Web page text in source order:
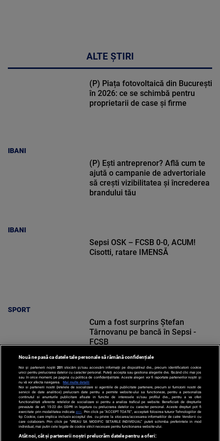
ALTE ȘTIRI
IBANI
(P) Piața fotovoltaică din București
în 2026: ce se schimbă pentru
proprietarii de case și firme
IBANI
(P) Ești antreprenor? Află cum te
ajută o campanie de advertoriale
să crești vizibilitatea și încrederea
brandului tău
SPORT
Sepsi OSK – FCSB 0-0, ACUM!
Cisotti, ratare IMENSĂ
SPORT
Cum a fost surprins Ștefan
Târnovanu pe bancă în Sepsi -
FCSB
Nouă ne pasă ca datele tale personale să rămână confidențiale
Noi și partenerii noștri 201 stocăm și/sau accesăm informații pe dispozitivul dvs., precum identificatorii cookie
unici pentru prelucrarea datelor cu caracter personal. Puteți accepta sau gestiona alegerile dvs. făcând clic mai jos
sau în orice moment, pe pagina cu politica de confidențialitate. Aceste alegeri vor fi raportate partenerilor noștri și
nu vă vor afecta navigarea.
Mai multe detalii
Noi si partenerii nostri (retelele de socializare si agentiile de publicitate partenere, precum si furnizorii nostri de
servicii de date analitice) prelucram date pentru a permite website-ului sa functioneze, pentru a personaliza
continutul si anunturile publicitare afisate in functie de interesele si/sau profilul dvs., pentru a va oferi
functionalitati aferente retelelor de socializare si pentru a analiza traficul pe website. Beneficiati de drepturile
prevazute de art. 15-22 din GDPR in legatura cu prelucrarea datelor cu caracter personal. Aceste drepturi pot fi
exercitate prin modalitatea indicataaici . Prin click pe “ACCEPT TOATE”, acceptati folosirea tuturor Tehnologiilor de
tip Cookie, care implica inclusiv acceptul dvs. cu privire la stocarea/accesarea informatiilor de catre Vendor-ii cu
care colaboram. Prin click pe “VREAU SA MODIFIC SETARILE INDIVIDUAL” puteti schimba preferintele in mod
individual, mai putin cele legate de cookie strict necesare pentru functionarea website-ului.
Atât noi, cât și partenerii noștri prelucrăm datele pentru a oferi: